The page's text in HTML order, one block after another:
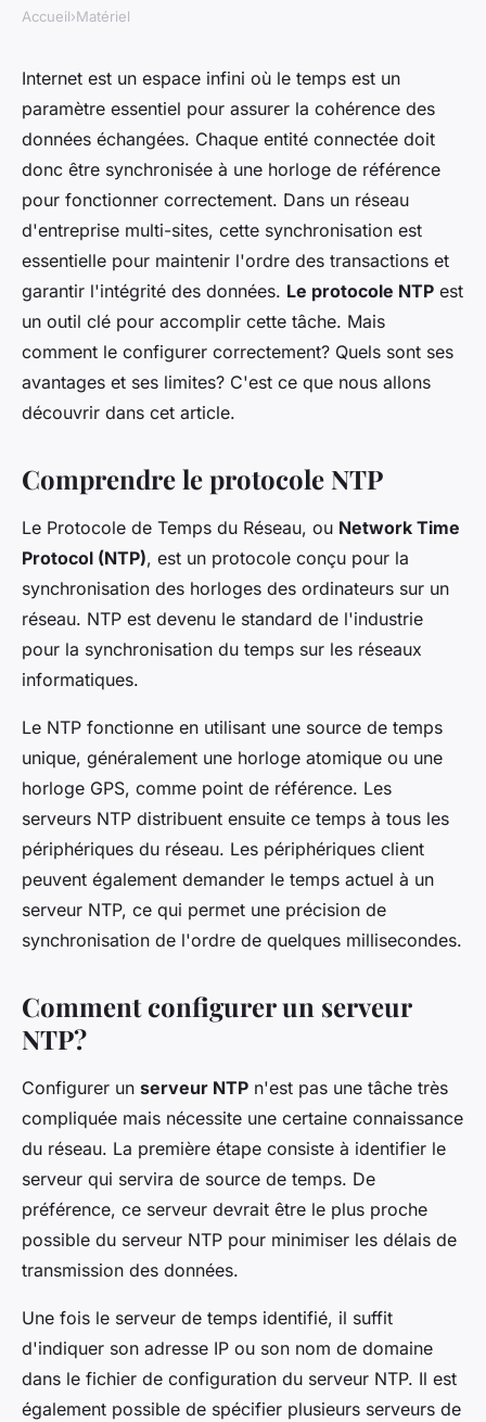
Quelle est la meilleure
méthode pour synchroniser
l'horloge système dans un
réseau d'entreprise multi-
sites?
Accueil›Matériel
Internet est un espace infini où le temps est un
paramètre essentiel pour assurer la cohérence des
données échangées. Chaque entité connectée doit
donc être synchronisée à une horloge de référence
pour fonctionner correctement. Dans un réseau
d'entreprise multi-sites, cette synchronisation est
essentielle pour maintenir l'ordre des transactions et
garantir l'intégrité des données. Le protocole NTP est
un outil clé pour accomplir cette tâche. Mais
comment le configurer correctement? Quels sont ses
avantages et ses limites? C'est ce que nous allons
découvrir dans cet article.
Comprendre le protocole NTP
Le Protocole de Temps du Réseau, ou Network Time
Protocol (NTP), est un protocole conçu pour la
synchronisation des horloges des ordinateurs sur un
réseau. NTP est devenu le standard de l'industrie
pour la synchronisation du temps sur les réseaux
informatiques.
Le NTP fonctionne en utilisant une source de temps
unique, généralement une horloge atomique ou une
horloge GPS, comme point de référence. Les
serveurs NTP distribuent ensuite ce temps à tous les
périphériques du réseau. Les périphériques client
peuvent également demander le temps actuel à un
serveur NTP, ce qui permet une précision de
synchronisation de l'ordre de quelques millisecondes.
Comment configurer un serveur
NTP?
Configurer un serveur NTP n'est pas une tâche très
compliquée mais nécessite une certaine connaissance
du réseau. La première étape consiste à identifier le
serveur qui servira de source de temps. De
préférence, ce serveur devrait être le plus proche
possible du serveur NTP pour minimiser les délais de
transmission des données.
Une fois le serveur de temps identifié, il suffit
d'indiquer son adresse IP ou son nom de domaine
dans le fichier de configuration du serveur NTP. Il est
également possible de spécifier plusieurs serveurs de